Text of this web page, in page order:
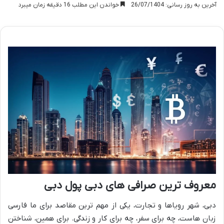
آخرین به روز رسانی: 26/07/1404 خواندن این مطلب 16 دقیقه زمان میبرد
معروف ترین صرافی های دبی پول دبی
دبی، شهر رویاها و تجارت، یکی از مهم ترین مقاصد برای ما فارسی
زبان هاست، چه برای سفر، چه برای کار و زندگی. برای همین، شناختن